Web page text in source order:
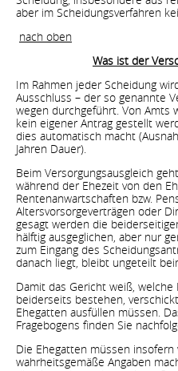
aber im Scheidungsverfahren
nach oben
Was ist der
Im Rahmen jeder Scheidung
Ausschluss – der so genannte
wegen durchgeführt. Von Amts
kein eigener Antrag gestellt
dies automatisch macht
Jahren Dauer).
Beim Versorgungsausgleich
während der Ehezeit von den
Rentenanwartschaften bzw.
Altersvorsorgeverträgen oder
gesagt werden die
hälftig ausgeglichen, aber nur
zum Eingang des
danach liegt, bleibt ungeteilt
Damit das Gericht weiß, welche
beiderseits bestehen,
Ehegatten ausfüllen müssen.
Fragebogens finden Sie
Die Ehegatten müssen insofern
wahrheitsgemäße Angaben